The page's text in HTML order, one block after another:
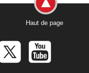
Haut de page